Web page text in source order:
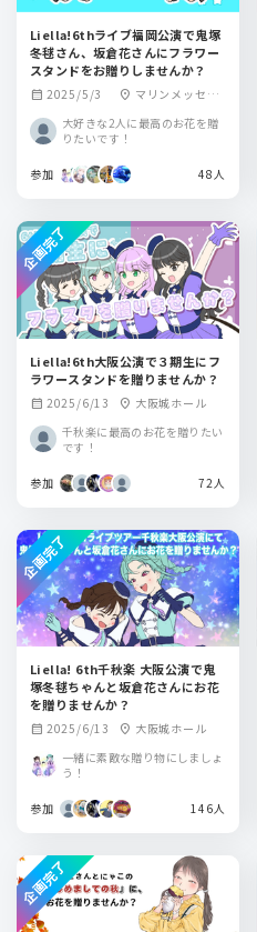
Liella!6thライブ福岡公演で鬼塚
冬毬さん、坂倉花さんにフラワー
スタンドをお贈りしませんか？
calendar_month 2025/5/3 location_on マリンメッセ福
大好きな2人に最高のお花を贈
りたいです！
参加 48人
Liella!6th大阪公演で３期生にフ
ラワースタンドを贈りませんか？
calendar_month 2025/6/13 location_on 大阪城ホール
千秋楽に最高のお花を贈りたい
です！
参加 72人
企画完了
Liella! 6th千秋楽 大阪公演で鬼
塚冬毬ちゃんと坂倉花さんにお花
を贈りませんか？
calendar_month 2025/6/13 location_on 大阪城ホール
一緒に素敵な贈り物にしましょ
う！
参加 146人
企画完了
企画完了